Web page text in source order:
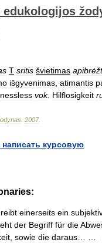
T sritis švietimas
išgyvenimas atimantis
vok. Hilflosigkeit
2007.
курсовую
einerseits ein
der Begriff für die
sowie die daraus… …